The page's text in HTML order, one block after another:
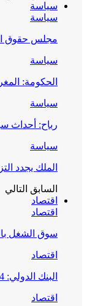
سياسة
سياسة
مجلس حقوق
سياسة
الحكومة: المغرب ضمن أفضل 10%
سياسة
رباح: أحداث
سياسة
الملك يجدد
السابق التالي
اقتصاد
اقتصاد
سوق الشغل
اقتصاد
البنك الدولي: 884 ألف مغربي توقفوا عن البحث عن العمل ومشاركة النساء في سوق الشغل من…
اقتصاد